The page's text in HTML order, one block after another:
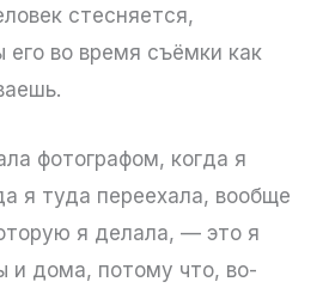
стесняется,
во время съёмки как
фотографом, когда я
я туда переехала, вообще
я делала, — это я
и дома, потому что, во-